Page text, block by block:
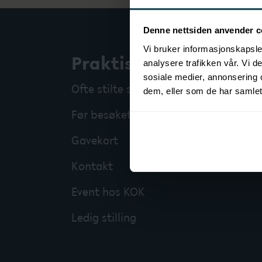
Denne nettsiden anvender
Vi bruker
analysere trafikken vår. Vi
sosiale medier,
dem, eller som de har
Praktisk info
Ofte stilte spørsmål
Før besøket på KOK
Gavekort
Kontakt
Event hos KOK
Ledig stilling